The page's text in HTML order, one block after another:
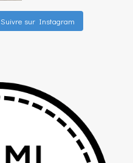
Suivre sur Instagram